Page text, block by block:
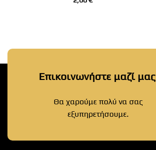
Επικοινωνήστε μαζί μας
Θα χαρούμε πολύ να σας
εξυπηρετήσουμε.